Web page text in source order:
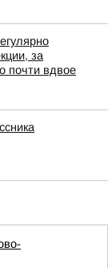
за
почти вдвое